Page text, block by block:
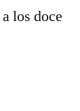
los doce